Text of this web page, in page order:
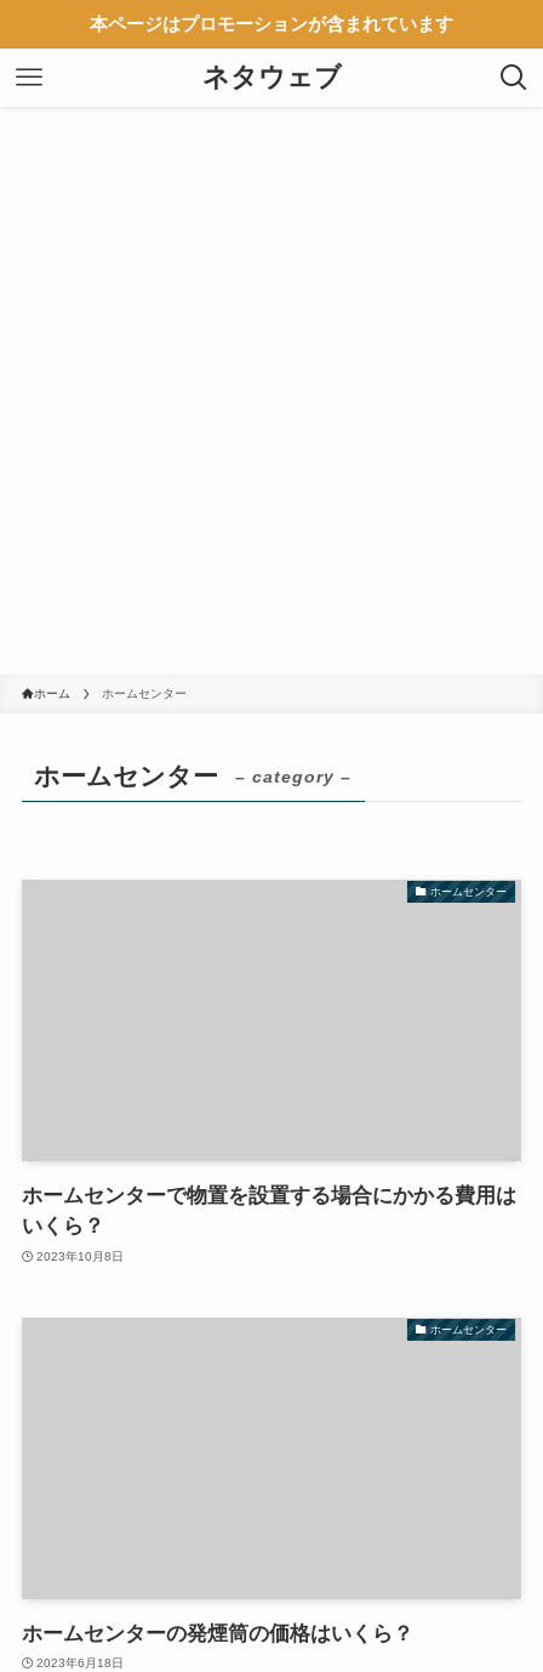
本ページはプロモーションが含まれています
ネタウェブ
ホーム ホームセンター
ホームセンター – category –
ホームセンター
ホームセンターで物置を設置する場合にかかる費用は
いくら？
2023年10月8日
ホームセンター
ホームセンターの発煙筒の価格はいくら？
2023年6月18日